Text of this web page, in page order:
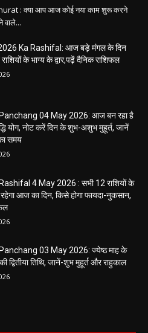
: क्या आप आज कोई नया काम शुरू करने
वाले...
Ka Rashifal: आज बड़े मंगल के दिन
के भाग्य के द्वार,पढ़ें दैनिक राशिफल
04 May 2026: आज बन रहा है
योग, नोट करें दिन के शुभ-अशुभ मुहूर्त, जानें
समय
4 May 2026 : सभी 12 राशियों के
आज का दिन, किसे होगा फायदा-नुकसान,
03 May 2026: ज्येष्ठ माह के
द्वितीया तिथि, जानें-शुभ मुहूर्त और राहुकाल